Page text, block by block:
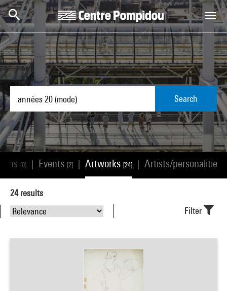
Skip to main content
Centre Pompidou
Search
[0] Events [2] Artworks [24] Artists/personalities
24results
Filter